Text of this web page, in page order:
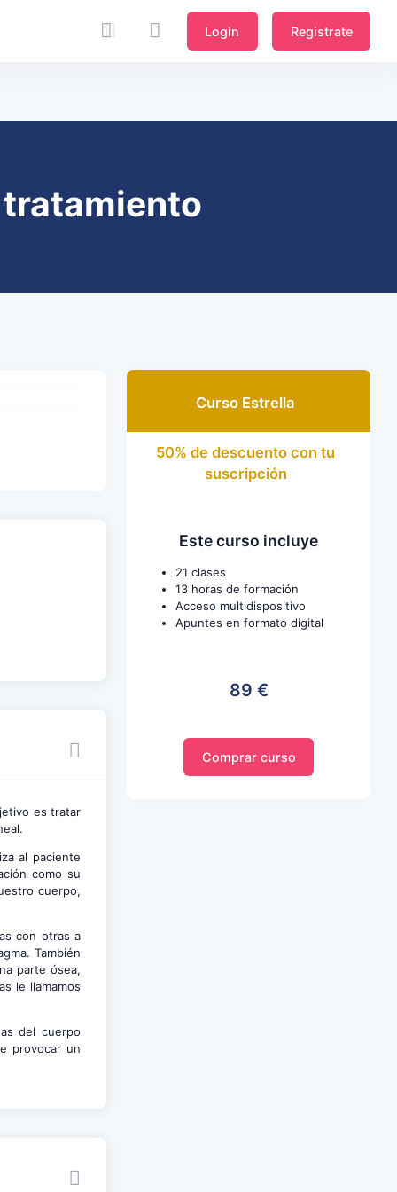
Login Registrate
es tratar
al paciente
como su
cuerpo,
con otras a
También
parte ósea,
le llamamos
del cuerpo
provocar un
Curso Estrella
50% de descuento con tu
suscripción
Este curso incluye
21 clases
13 horas de formación
Acceso multidispositivo
Apuntes en formato digital
89 €
Comprar curso